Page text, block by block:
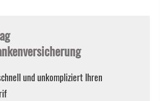
und unkompliziert Ihren